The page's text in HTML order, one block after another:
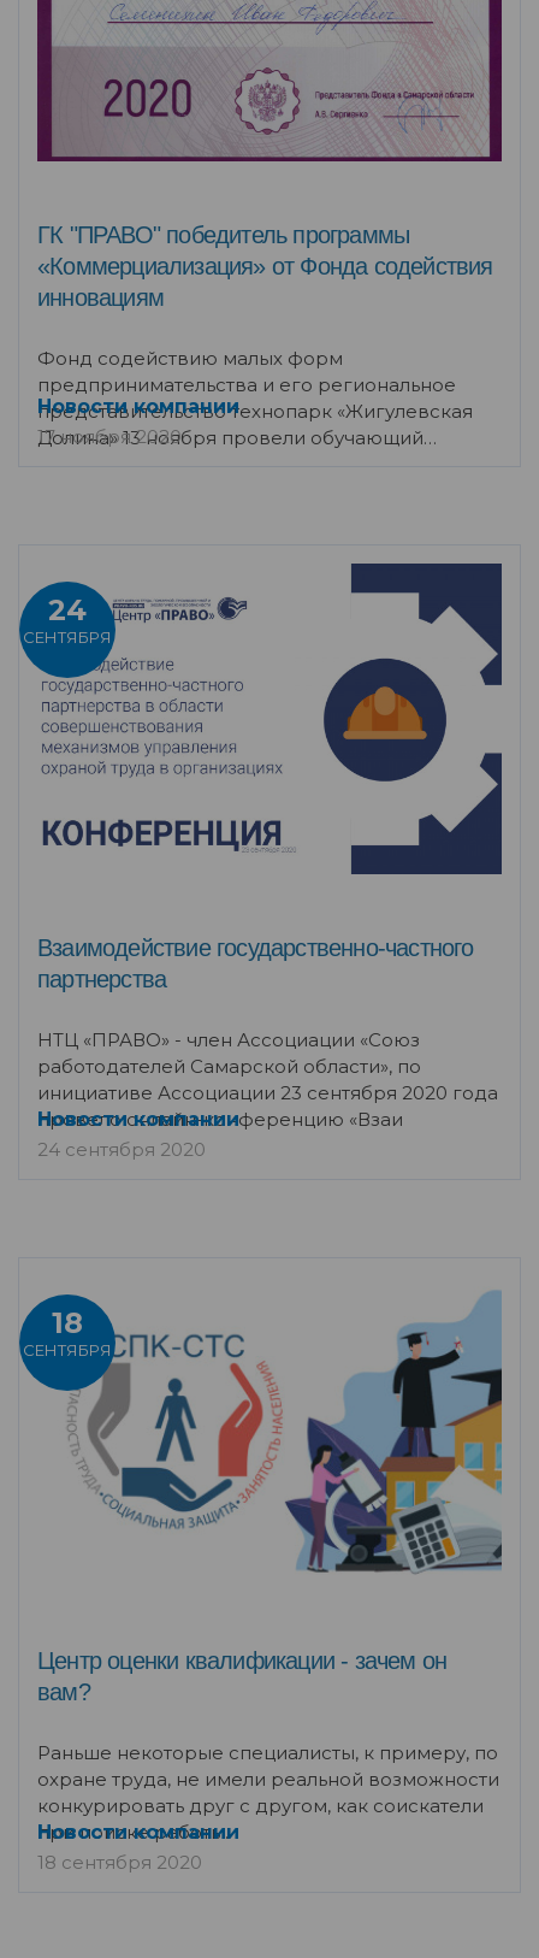
ГК "ПРАВО" победитель программы
«Коммерциализация» от Фонда содействия
инновациям
Фонд содействию малых форм
предпринимательства и его региональное
представительство технопарк «Жигулевская
Долина» 13 ноября провели обучающий
Новости компании
17 ноября 2020
24
СЕНТЯБРЯ
Взаимодействие государственно-частного
партнерства
НТЦ «ПРАВО» - член Ассоциации «Союз
работодателей Самарской области», по
инициативе Ассоциации 23 сентября 2020 года
провело онлайн-конференцию «Взаи
Новости компании
24 сентября 2020
18
СЕНТЯБРЯ
Центр оценки квалификации - зачем он
вам?
Раньше некоторые специалисты, к примеру, по
охране труда, не имели реальной возможности
конкурировать друг с другом, как соискатели
при поиске работы.
Новости компании
18 сентября 2020